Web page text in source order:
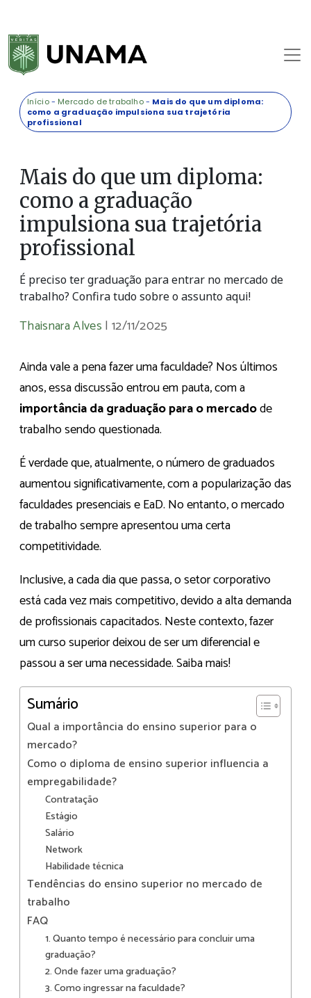
Início- Mercado de trabalho- Mais do que um diploma:
como a graduação impulsiona sua trajetória
profissional
Mais do que um diploma:
como a graduação
impulsiona sua trajetória
profissional
É preciso ter graduação para entrar no mercado de
trabalho? Confira tudo sobre o assunto aqui!
Thaisnara Alves |12/11/2025
Ainda vale a pena fazer uma faculdade? Nos últimos
anos, essa discussão entrou em pauta, com a
importância da graduação para o mercadode
trabalho sendo questionada.
É verdade que, atualmente, o número de graduados
aumentou significativamente, com a popularização das
faculdades presenciais e EaD. No entanto, o mercado
de trabalho sempre apresentou uma certa
competitividade.
Inclusive, a cada dia que passa, o setor corporativo
está cada vez mais competitivo, devido a alta demanda
de profissionais capacitados. Neste contexto, fazer
um curso superior deixou de ser um diferencial e
passou a ser uma necessidade. Saiba mais!
Sumário
Qual a importância do ensino superior para o
mercado?
Como o diploma de ensino superior influencia a
empregabilidade?
Contratação
Estágio
Salário
Network
Habilidade técnica
Tendências do ensino superior no mercado de
trabalho
FAQ
1. Quanto tempo é necessário para concluir uma
graduação?
2. Onde fazer uma graduação?
3. Como ingressar na faculdade?